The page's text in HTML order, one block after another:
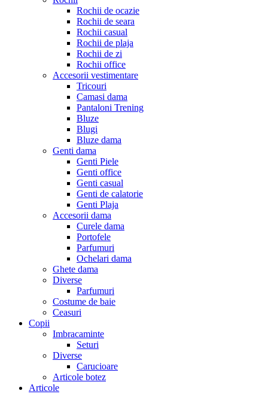
Rochii de ocazie
Rochii de seara
Rochii casual
Rochii de plaja
Rochii de zi
Rochii office
Accesorii vestimentare
Tricouri
Camasi dama
Pantaloni Trening
Bluze
Blugi
Bluze dama
Genti dama
Genti Piele
Genti office
Genti casual
Genti de calatorie
Genti Plaja
Accesorii dama
Curele dama
Portofele
Parfumuri
Ochelari dama
Ghete dama
Diverse
Parfumuri
Costume de baie
Ceasuri
Copii
Imbracaminte
Seturi
Diverse
Carucioare
Articole botez
Articole